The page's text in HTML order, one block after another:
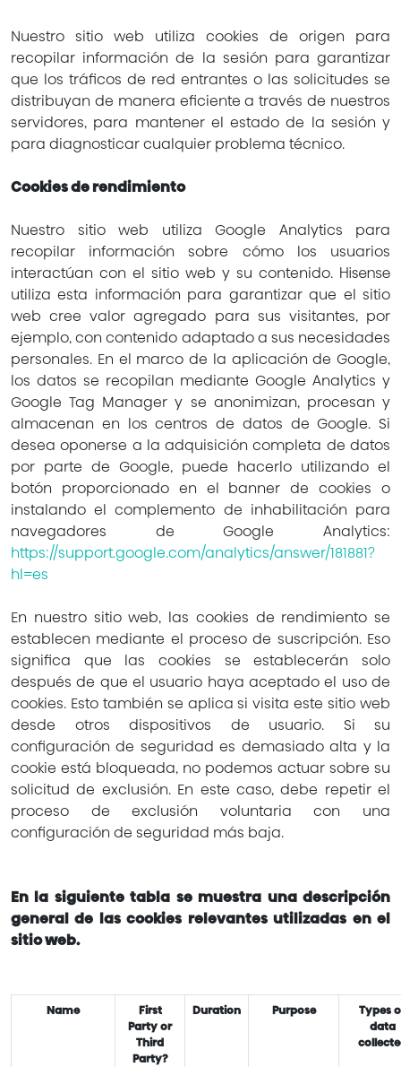
Nuestro sitio web utiliza cookies de origen para
recopilar información de la sesión para garantizar
que los tráficos de red entrantes o las solicitudes se
distribuyan de manera eficiente a través de nuestros
servidores, para mantener el estado de la sesión y
para diagnosticar cualquier problema técnico.
Cookies de rendimiento
Nuestro sitio web utiliza Google Analytics para
recopilar información sobre cómo los usuarios
interactúan con el sitio web y su contenido. Hisense
utiliza esta información para garantizar que el sitio
web cree valor agregado para sus visitantes, por
ejemplo, con contenido adaptado a sus necesidades
personales. En el marco de la aplicación de Google,
los datos se recopilan mediante Google Analytics y
Google Tag Manager y se anonimizan, procesan y
almacenan en los centros de datos de Google. Si
desea oponerse a la adquisición completa de datos
por parte de Google, puede hacerlo utilizando el
botón proporcionado en el banner de cookies o
instalando el complemento de inhabilitación para
navegadores de Google Analytics:
https://support.google.com/analytics/answer/181881?
hl=es
En nuestro sitio web, las cookies de rendimiento se
establecen mediante el proceso de suscripción. Eso
significa que las cookies se establecerán solo
después de que el usuario haya aceptado el uso de
cookies. Esto también se aplica si visita este sitio web
desde otros dispositivos de usuario. Si su
configuración de seguridad es demasiado alta y la
cookie está bloqueada, no podemos actuar sobre su
solicitud de exclusión. En este caso, debe repetir el
proceso de exclusión voluntaria con una
configuración de seguridad más baja.
En la siguiente tabla se muestra una descripción
general de las cookies relevantes utilizadas en el
sitio web.
Name
First
Party or
Third
Party?
Duration Purpose
Types
data